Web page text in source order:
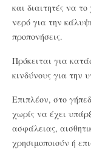
και διαιτητές να
νερό για την
προπονήσεις.
Πρόκειται για
κινδύνους για την
Επιπλέον, στο
χωρίς να έχει
ασφάλειας,
χρησιμοποιούν ή